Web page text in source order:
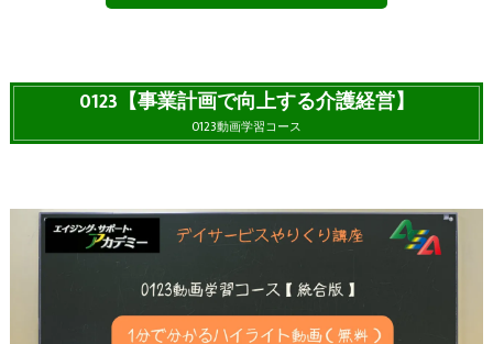
0123【事業計画で向上する介護経営】
0123動画学習コース